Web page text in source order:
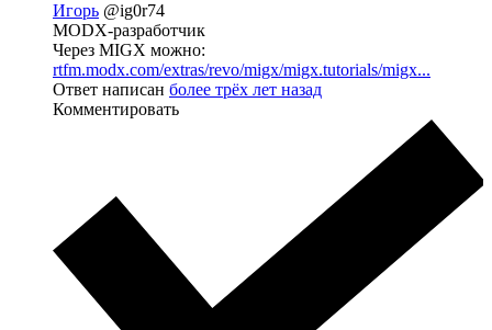
Игорь @ig0r74
MODX-разработчик
Через MIGX можно:
rtfm.modx.com/extras/revo/migx/migx.tutorials/migx...
Ответ написан более трёх лет назад
Комментировать